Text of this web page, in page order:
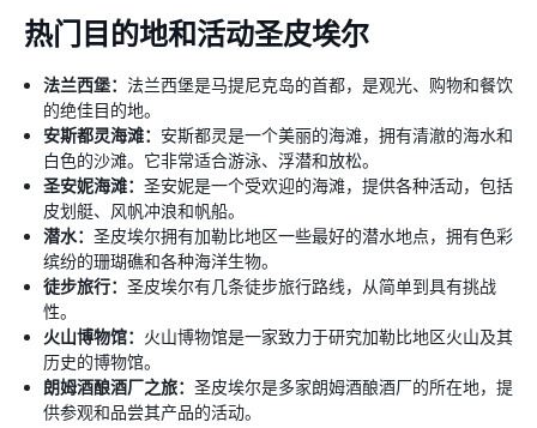
热门目的地和活动圣皮埃尔
法兰西堡： 法兰西堡是马提尼克岛的首都，是观光、购物和餐饮
的绝佳目的地。
安斯都灵海滩： 安斯都灵是一个美丽的海滩，拥有清澈的海水和
白色的沙滩。它非常适合游泳、浮潜和放松。
圣安妮海滩： 圣安妮是一个受欢迎的海滩，提供各种活动，包括
皮划艇、风帆冲浪和帆船。
潜水： 圣皮埃尔拥有加勒比地区一些最好的潜水地点，拥有色彩
缤纷的珊瑚礁和各种海洋生物。
徒步旅行： 圣皮埃尔有几条徒步旅行路线，从简单到具有挑战
性。
火山博物馆： 火山博物馆是一家致力于研究加勒比地区火山及其
历史的博物馆。
朗姆酒酿酒厂之旅： 圣皮埃尔是多家朗姆酒酿酒厂的所在地，提
供参观和品尝其产品的活动。